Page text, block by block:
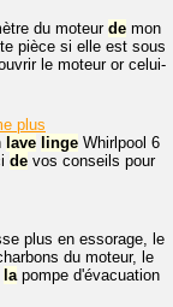
du moteur de mon
pièce si elle est sous
le moteur or celui-
plus
lave linge Whirlpool 6
de vos conseils pour
plus en essorage, le
du moteur, le
lapompe d'évacuation